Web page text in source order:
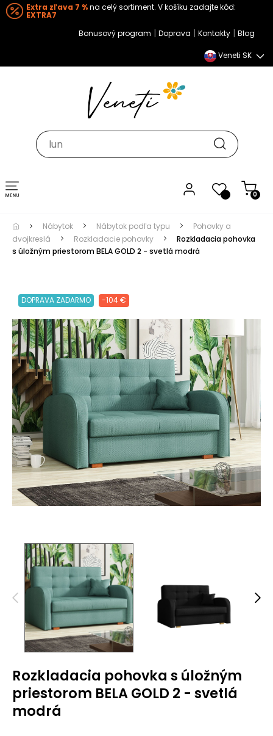
Extra zľava 7 %na celý sortiment. V košíku zadajte kód:
EXTRA7
Bonusový program | Doprava | Kontakty | Blog
Veneti SK
0
Toggle navigation
Nábytok Nábytok podľa typu
Pohovky a
dvojkreslá
Rozkladacie pohovky
Rozkladacia pohovka
s úložným priestorom BELA GOLD 2 - svetlá modrá
DOPRAVA ZADARMO -104 €
Rozkladacia pohovka s úložným
priestorom BELA GOLD 2 - svetlá
modrá